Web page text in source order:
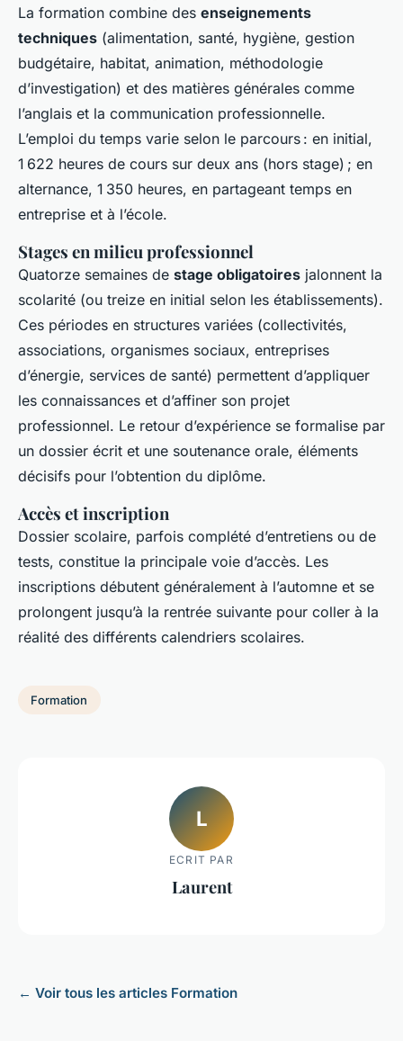
La formation combine des enseignements
techniques (alimentation, santé, hygiène, gestion
budgétaire, habitat, animation, méthodologie
d’investigation) et des matières générales comme
l’anglais et la communication professionnelle.
L’emploi du temps varie selon le parcours : en initial,
1 622 heures de cours sur deux ans (hors stage) ; en
alternance, 1 350 heures, en partageant temps en
entreprise et à l’école.
Stages en milieu professionnel
Quatorze semaines de stage obligatoires jalonnent la
scolarité (ou treize en initial selon les établissements).
Ces périodes en structures variées (collectivités,
associations, organismes sociaux, entreprises
d’énergie, services de santé) permettent d’appliquer
les connaissances et d’affiner son projet
professionnel. Le retour d’expérience se formalise par
un dossier écrit et une soutenance orale, éléments
décisifs pour l’obtention du diplôme.
Accès et inscription
Dossier scolaire, parfois complété d’entretiens ou de
tests, constitue la principale voie d’accès. Les
inscriptions débutent généralement à l’automne et se
prolongent jusqu’à la rentrée suivante pour coller à la
réalité des différents calendriers scolaires.
Formation
L
ECRIT PAR
Laurent
← Voir tous les articles Formation